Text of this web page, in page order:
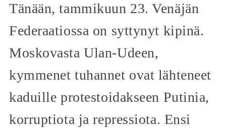
Tänään, tammikuun 23. Venäjän
Federaatiossa on syttynyt kipinä.
Moskovasta Ulan-Udeen,
kymmenet tuhannet ovat lähteneet
kaduille protestoidakseen Putinia,
korruptiota ja repressiota. Ensi